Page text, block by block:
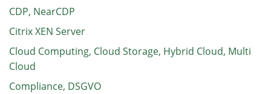
CDP, NearCDP
Citrix XEN Server
Cloud Computing, Cloud Storage, Hybrid Cloud, Multi
Cloud
Compliance, DSGVO